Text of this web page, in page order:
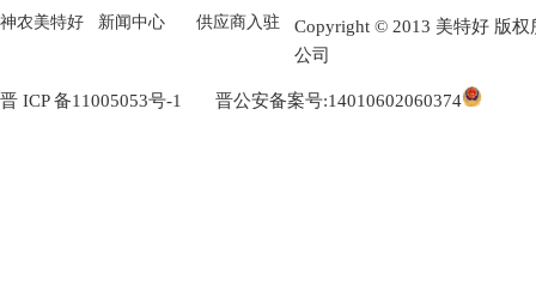
神农美特好 新闻中心 供应商入驻
Copyright © 2013 美特好 版
公司
晋 ICP 备11005053号-1 晋公安备案号:14010602060374